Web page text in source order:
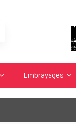
Embrayages